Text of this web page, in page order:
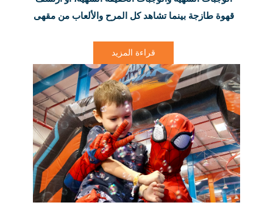
قهوة طازجة بينما تشاهد كل المرح والألعاب من مقهى
قراءة المزيد